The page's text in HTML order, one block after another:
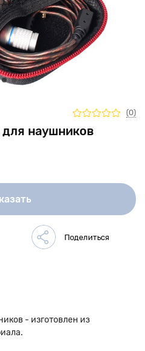
наушников
(0)
- изготовлен из